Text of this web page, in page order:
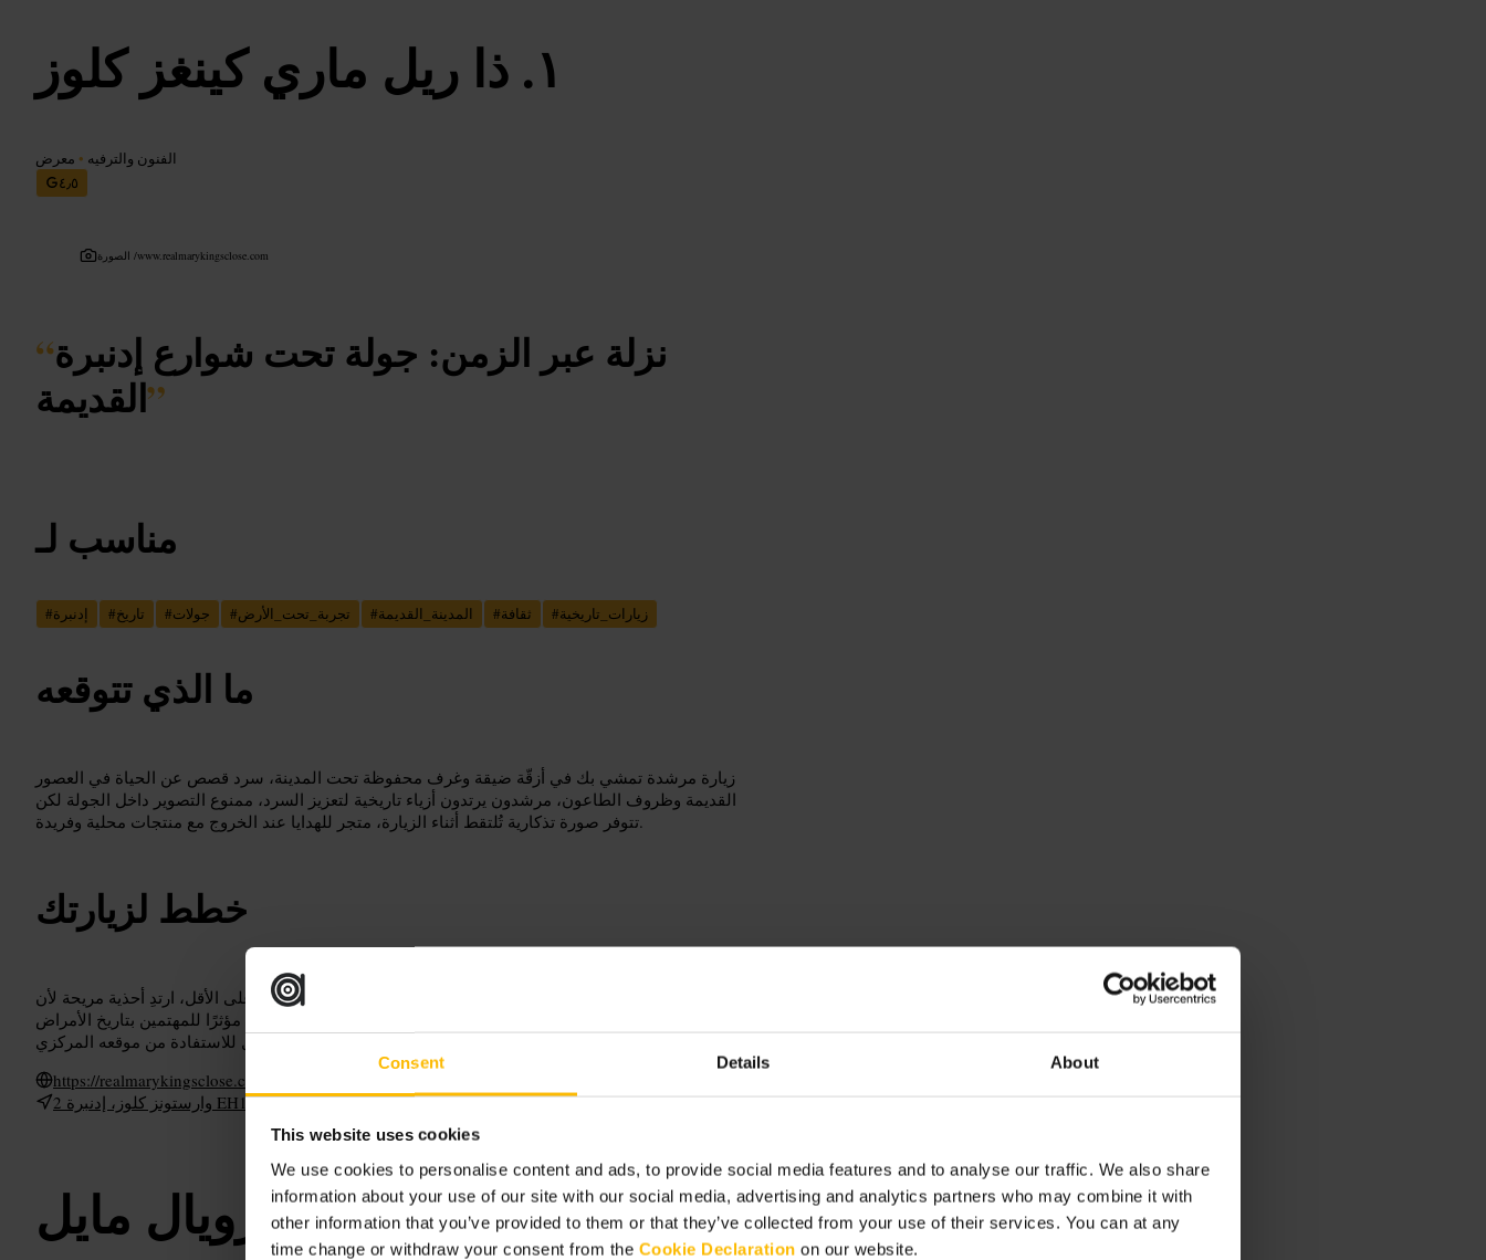
Consent Details About
This website uses cookies
We use cookies to personalise content and ads, to provide social media features and to analyse our traffic. We also share
information about your use of our site with our social media, advertising and analytics partners who may combine it with
other information that you’ve provided to them or that they’ve collected from your use of their services. You can at any
time change or withdraw your consent from the Cookie Declaration on our website.
ذا ريل ماري كينغز كلوز
الفنون والترفيه • معرض
٤٫٥
الصورة /www.realmarykingsclose.com
“نزلة عبر الزمن: جولة تحت شوارع إدنبرة
القديمة”
مناسب لـ
#إدنبرة #تاريخ #جولات #تجربة_تحت_الأرض #المدينة_القديمة #ثقافة #زيارات_تاريخية
ما الذي تتوقعه
زيارة مرشدة تمشي بك في أزقّة ضيقة وغرف محفوظة تحت المدينة، سرد قصص عن الحياة في العصور
القديمة وظروف الطاعون، مرشدون يرتدون أزياء تاريخية لتعزيز السرد، ممنوع التصوير داخل الجولة لكن
تتوفر صورة تذكارية تُلتقط أثناء الزيارة، متجر للهدايا عند الخروج مع منتجات محلية وفريدة.
خطط لزيارتك
احجز التذاكر مسبقًا لتجنب الانتظار، احضر قبل الموعد بعشر دقائق على الأقل، ارتدِ أحذية مريحة لأن
الأرض غير مستوية وتوجد درجات وممرات ضيقة، توقع محتوى قد يكون مؤثرًا للمهتمين بتاريخ الأمراض
والظروف المعيشية قديماً، نظِّم الزيارة كجزء من جولة على رويال مايل للاستفادة من موقعه المركزي.
https://realmarykingsclose.com/
2 وارستونز كلوز، إدنبرة EH1 1PG، يو كيه
رويال مايل